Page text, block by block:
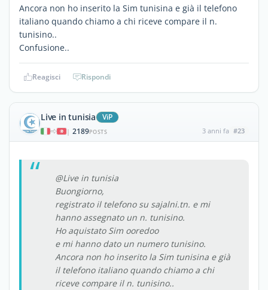
Ancora non ho inserito la Sim tunisina e già il telefono
italiano quando chiamo a chi riceve compare il n.
tunisino..
Confusione..
Reagisci Rispondi
Live in tunisia ViP
| 2189POSTS 3 anni fa #23
@Live in tunisia
Buongiorno,
registrato il telefono su sajalni.tn. e mi
hanno assegnato un n. tunisino.
Ho aquistato Sim ooredoo
e mi hanno dato un numero tunisino.
Ancora non ho inserito la Sim tunisina e già
il telefono italiano quando chiamo a chi
riceve compare il n. tunisino..